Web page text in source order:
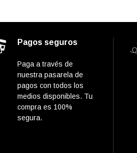
Pagos seguros
Paga a través de
nuestra pasarela de
pagos con todos los
medios disponibles. Tu
compra es 100%
segura.